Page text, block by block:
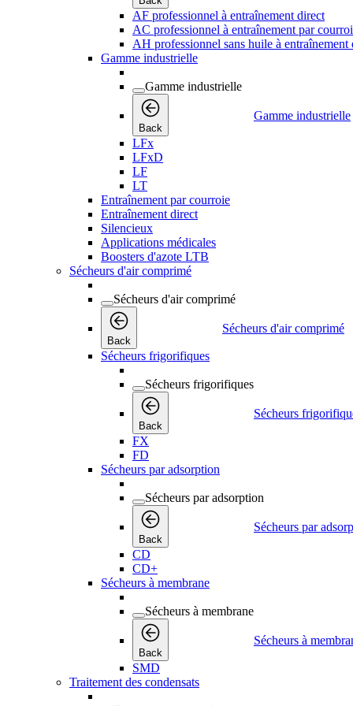
AF professionnel à entraînement direct
AC professionnel à entraînement par
AH professionnel sans huile à entraînement
Gamme industrielle
Gamme industrielle
Back
Gamme industrielle
LFx
LFxD
LF
LT
Entraînement par courroie
Entraînement direct
Silencieux
Applications médicales
Boosters d'azote LTB
Sécheurs d'air comprimé
Sécheurs d'air comprimé
Back
Sécheurs d'air comprimé
Sécheurs frigorifiques
Sécheurs frigorifiques
Back
Sécheurs
FX
FD
Sécheurs par adsorption
Sécheurs par adsorption
Back
Sécheurs par
CD
CD+
Sécheurs à membrane
Sécheurs à membrane
Back
Sécheurs à
SMD
Traitement des condensats